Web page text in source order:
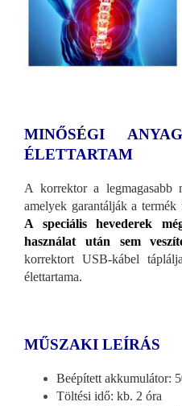
MINŐSÉGI
ÉLETTARTAM
A korrektor a legmagasabb
amelyek garantálják a termék
A speciális hevederek
használat után sem
korrektort USB-kábel
élettartama.
MŰSZAKI LEÍRÁS
Beépített akkumulátor:
Töltési idő: kb. 2 óra